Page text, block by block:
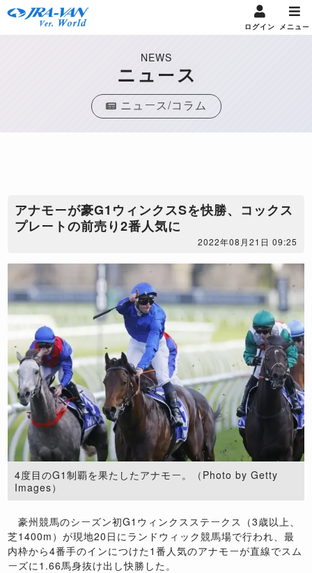
ログイン メニュー
NEWS
ニュース
ニュース/コラム
アナモーが豪G1ウィンクスSを快勝、コックス
プレートの前売り2番人気に
2022年08月21日 09:25
4度目のG1制覇を果たしたアナモー。（Photo by Getty
Images）
豪州競馬のシーズン初G1ウィンクスステークス（3歳以上、
芝1400m）が現地20日にランドウィック競馬場で行われ、最
内枠から4番手のインにつけた1番人気のアナモーが直線でスム
ーズに1.66馬身抜け出し快勝した。